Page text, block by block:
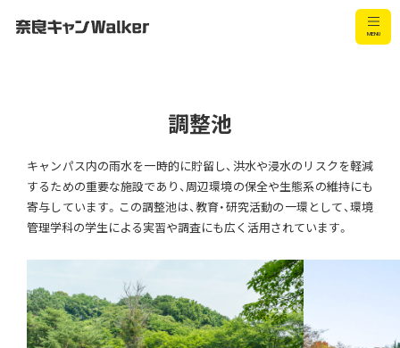
里山ものづくり村
調整池
キャンパス内の雨水を一時的に貯留し、洪水や浸水のリスクを軽減
するための重要な施設であり、周辺環境の保全や生態系の維持にも
寄与しています。この調整池は、教育・研究活動の一環として、環境
管理学科の学生による実習や調査にも広く活用されています。